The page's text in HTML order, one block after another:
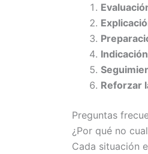
Reforzar
Preguntas
¿Por qué no
Cada situación